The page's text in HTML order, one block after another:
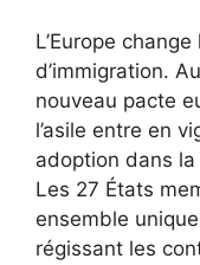
L’Europe
d’immigration.
nouveau pacte
l’asile entre en
adoption dans
Les 27 États
ensemble
régissant les